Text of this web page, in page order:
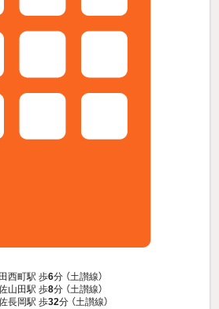
西町駅 歩6分 （土讃線）
山田駅 歩8分 （土讃線）
長岡駅 歩32分 （土讃線）